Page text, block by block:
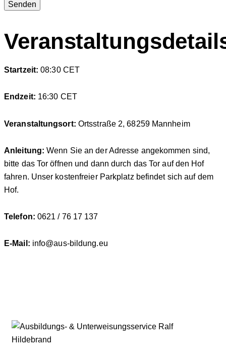
Startzeit:08:30 CET
Endzeit: 16:30 CET
Veranstaltungsort: Ortsstraße 2, 68259 Mannheim
Anleitung:Wenn Sie an der Adresse angekommen sind,
bitte das Tor öffnen und dann durch das Tor auf den Hof
fahren. Unser kostenfreier Parkplatz befindet sich auf dem
Hof.
Telefon: 0621 / 76 17 137
E-Mail: info@aus-bildung.eu